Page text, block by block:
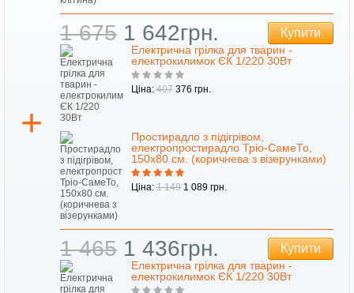
1 675 1 642грн. Купити
Електрична грілка для тварин -
електрокилимок ЄК 1/220 30Вт
Ціна: 407 376 грн.
Простирадло з підігрівом,
електропростирадло Тріо-СамеТо,
150х80 см. (коричнева з візерунками)
Ціна: 1 149 1 089 грн.
1 465 1 436грн. Купити
Електрична грілка для тварин -
електрокилимок ЄК 1/220 30Вт